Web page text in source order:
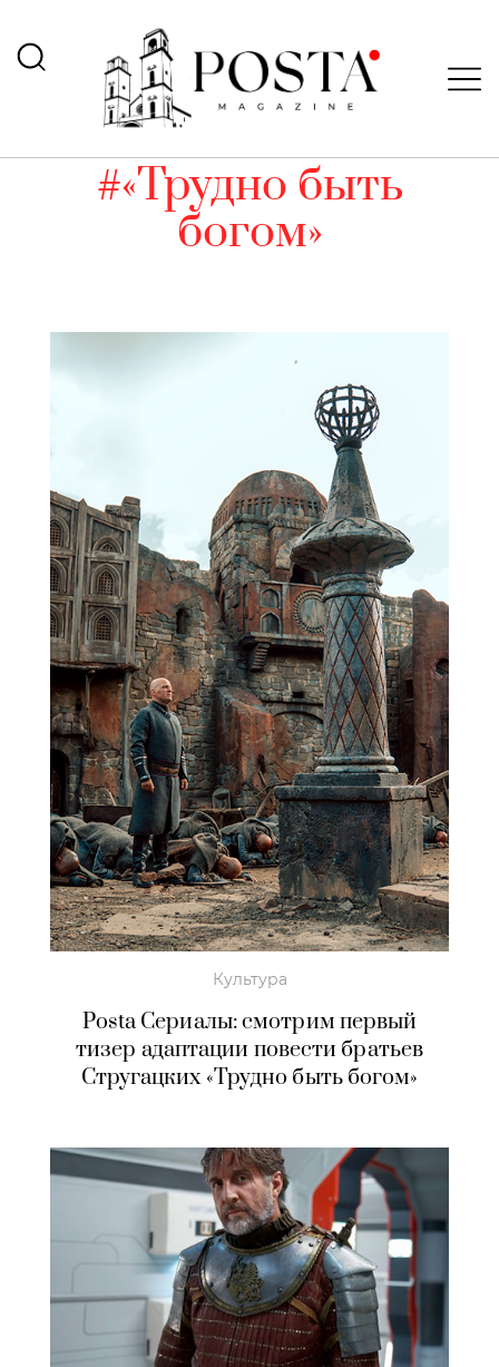
#«Трудно быть
богом»
Культура
Posta Сериалы: смотрим первый
тизер адаптации повести братьев
Стругацких «Трудно быть богом»